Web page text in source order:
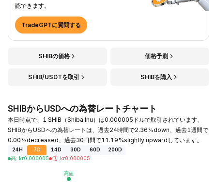
認できます。
TradeGPTに質問する
SHIBの価格 価格予測
SHIB/USDTを取引 SHIBを購入
SHIBからUSDへの為替レートチャート
本日時点で、1 SHIB（Shiba Inu）は0.000005ドルで取引されています。
SHIBからUSDへの為替レートは、過去24時間で2.36%down、過去1週間で
0.00%decreased、過去30日間で11.19%slightly upwardしています。
24H 7D 14D 30D 60D
200D
高: kr0.000005 低: kr0.000005